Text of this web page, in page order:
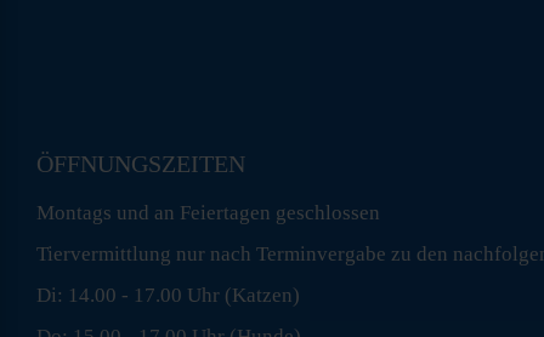
ÖFFNUNGSZEITEN
Montags und an Feiertagen geschlossen
Tiervermittlung nur nach Terminvergabe zu den
Di: 14.00 - 17.00 Uhr (Katzen)